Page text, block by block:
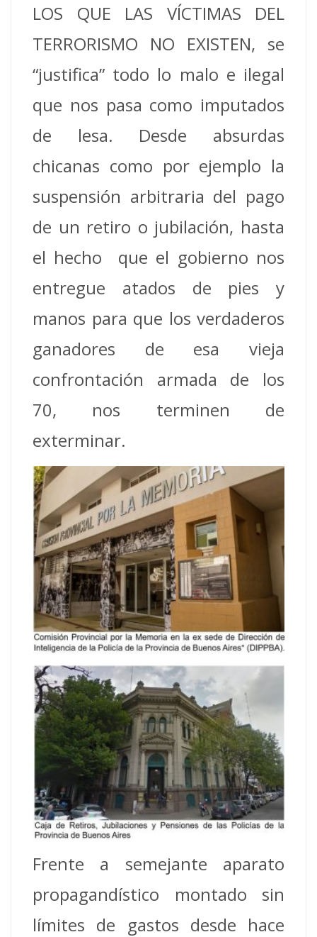
LOS QUE LAS VÍCTIMAS DEL
TERRORISMO NO EXISTEN, se
“justifica” todo lo malo e ilegal
que nos pasa como imputados
de lesa. Desde absurdas
chicanas como por ejemplo la
suspensión arbitraria del pago
de un retiro o jubilación, hasta
el hecho que el gobierno nos
entregue atados de pies y
manos para que los verdaderos
ganadores de esa vieja
confrontación armada de los
70, nos terminen de
exterminar.
Frente a semejante aparato
propagandístico montado sin
límites de gastos desde hace